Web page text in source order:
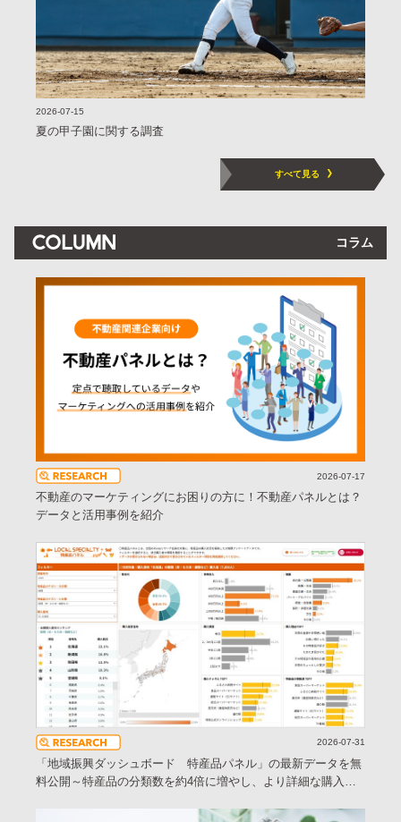
2026-07-15
夏の甲子園に関する調査
すべて見る
コラム
2026-07-17
不動産のマーケティングにお困りの方に！不動産パネルとは？
データと活用事例を紹介
2026-07-31
「地域振興ダッシュボード 特産品パネル」の最新データを無
料公開～特産品の分類数を約4倍に増やし、より詳細な購入実